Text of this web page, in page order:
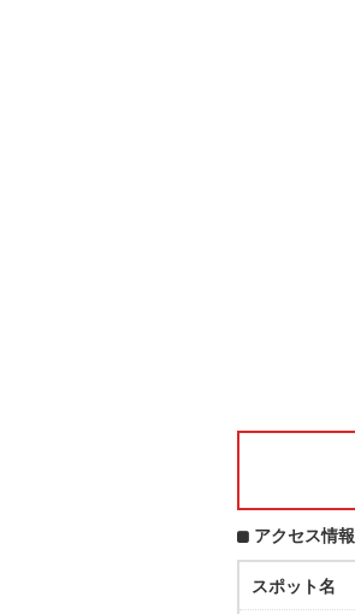
アクセス情報
スポット名